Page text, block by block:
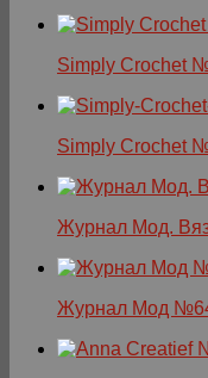
Simply Crochet
Simply Crochet
Журнал Мод.
Журнал Мод